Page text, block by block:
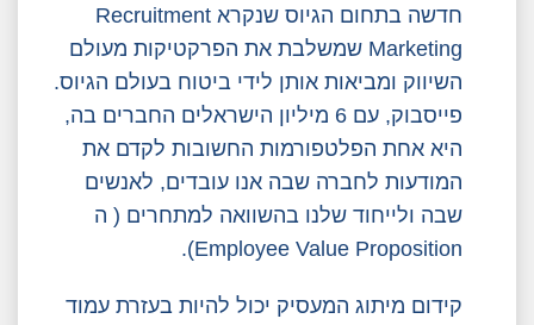
חדשה בתחום הגיוס שנקרא Recruitment
Marketing שמשלבת את הפרקטיקות מעולם
השיווק ומביאות אותן לידי ביטוח בעולם הגיוס.
פייסבוק, עם 6 מיליון הישראלים החברים בה,
היא אחת הפלטפורמות החשובות לקדם את
המודעות לחברה שבה אנו עובדים, לאנשים
שבה ולייחוד שלנו בהשוואה למתחרים ( ה
Employee Value Proposition).
קידום מיתוג המעסיק יכול להיות בעזרת עמוד